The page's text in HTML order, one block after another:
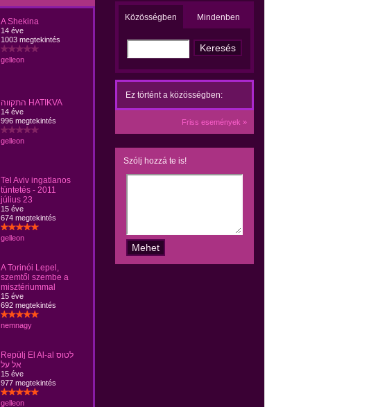
A Shekina
14 éve
1003 megtekintés
gelleon
התקווה HATIKVA
14 éve
996 megtekintés
gelleon
Tel Aviv ingatlanos
tüntetés - 2011
július 23
15 éve
674 megtekintés
gelleon
A Torinói Lepel,
szemtől szembe a
misztériummal
15 éve
692 megtekintés
nemnagy
Repülj El Al-al לטוס
אל על
15 éve
977 megtekintés
gelleon
Közösségben Mindenben
Ez történt a közösségben:
Friss események »
Szólj hozzá te is!